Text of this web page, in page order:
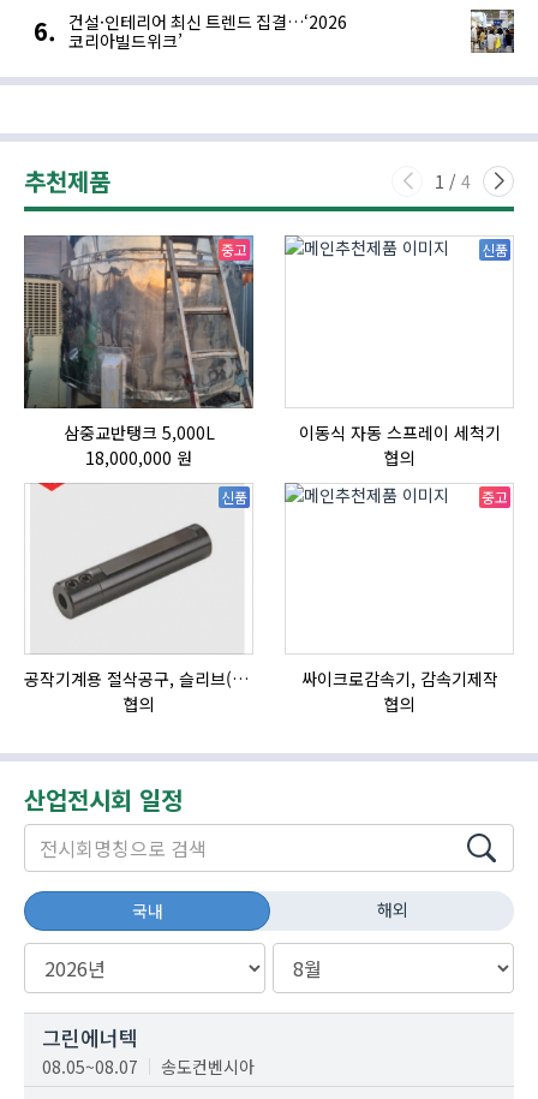
건설·인테리어 최신 트렌드 집결…‘2026
코리아빌드위크’
추천제품 1 / 4
중고
삼중교반탱크 5,000L
18,000,000 원
신품
이동식 자동 스프레이 세척기
협의
신품
공작기계용 절삭공구, 슬리브(SLEEVE)
협의
중고
싸이크로감속기, 감속기제작
협의
산업전시회 일정
국내 해외
그린에너텍
08.05~08.07 송도컨벤시아